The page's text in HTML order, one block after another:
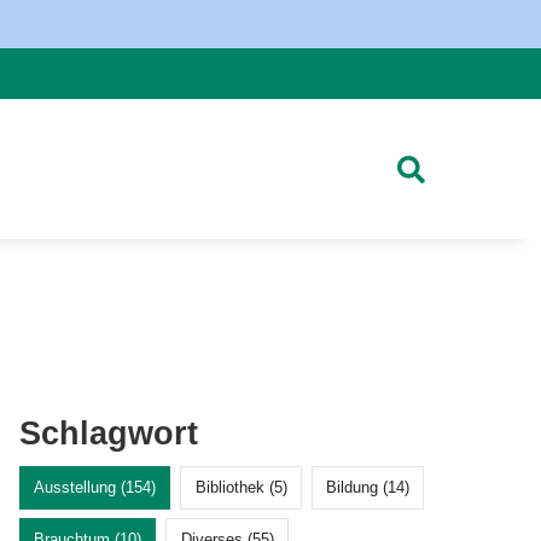
Schlagwort
Ausstellung (154) Bibliothek (5) Bildung (14)